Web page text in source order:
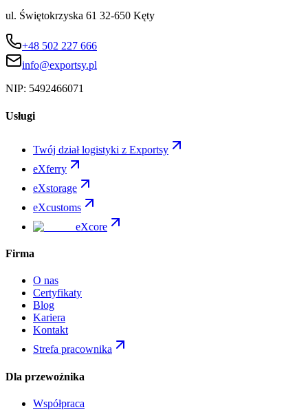
ul. Świętokrzyska 61 32-650 Kęty
+48 502 227 666
info@exportsy.pl
NIP: 5492466071
Usługi
Twój dział logistyki z Exportsy
eXferry
eXstorage
eXcustoms
eXcore
Firma
O nas
Certyfikaty
Blog
Kariera
Kontakt
Strefa pracownika
Dla przewoźnika
Współpraca